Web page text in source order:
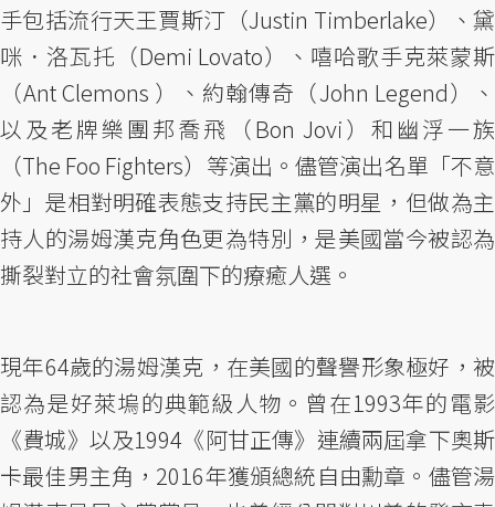
手包括流行天王賈斯汀（Justin Timberlake）、黛
咪．洛瓦托（Demi Lovato）、嘻哈歌手克萊蒙斯
（Ant Clemons ）、約翰傳奇（John Legend）、
以及老牌樂團邦喬飛（Bon Jovi）和幽浮一族
（The Foo Fighters）等演出。儘管演出名單「不意
外」是相對明確表態支持民主黨的明星，但做為主
持人的湯姆漢克角色更為特別，是美國當今被認為
撕裂對立的社會氛圍下的療癒人選。
現年64歲的湯姆漢克，在美國的聲譽形象極好，被
認為是好萊塢的典範級人物。曾在1993年的電影
《費城》以及1994《阿甘正傳》連續兩屆拿下奧斯
卡最佳男主角，2016年獲頒總統自由勳章。儘管湯